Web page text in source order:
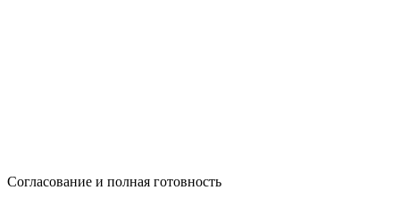
Согласование и полная готовность